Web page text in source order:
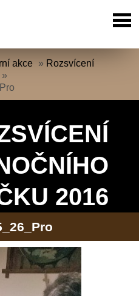
akce » Rozsvícení
»
2016